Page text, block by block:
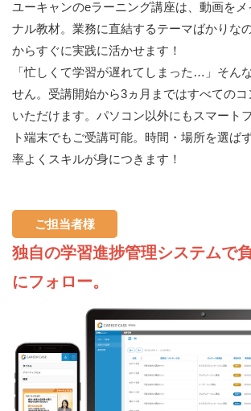
ユーキャンのeラーニング講座は、動画を
ナル教材。業務に直結するテーマばかりな
からすぐに実践に活かせます！
「忙しくて学習が遅れてしまった…」そん
せん。受講開始から3ヵ月まではすべての
いただけます。パソコン以外にもスマート
ト端末でもご受講可能。時間・場所を選ば
率よくスキルが身につきます！
ご担当者様
独自の学習進捗管理システムで
にフォロー。